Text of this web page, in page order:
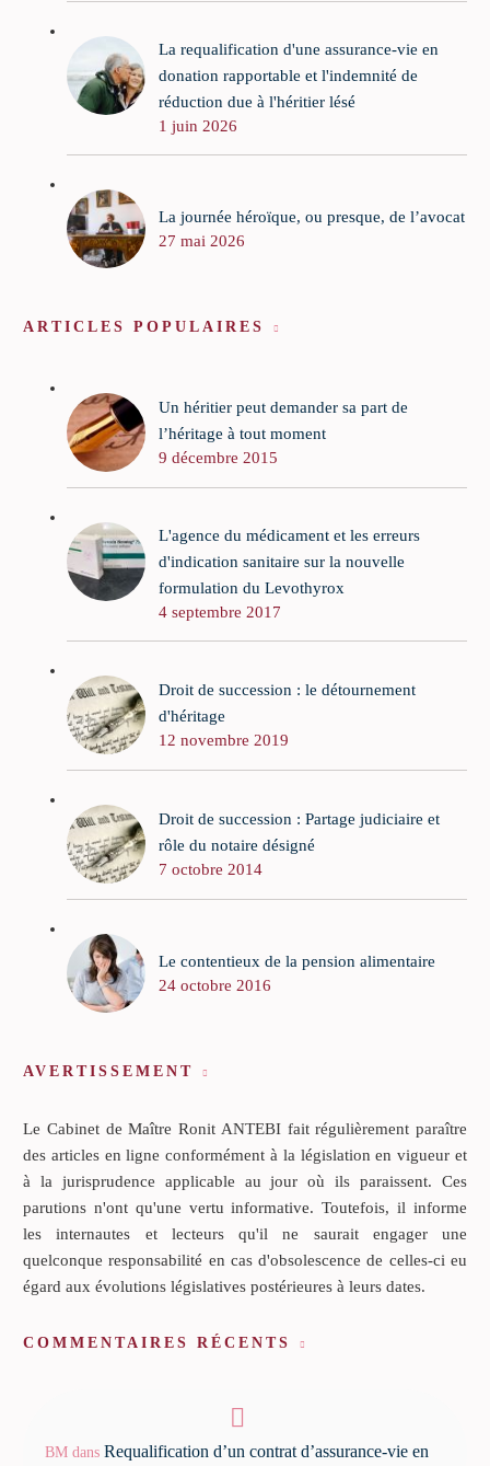
La requalification d'une assurance-vie en
donation rapportable et l'indemnité de
réduction due à l'héritier lésé
1 juin 2026
La journée héroïque, ou presque, de l’avocat
27 mai 2026
ARTICLES POPULAIRES
Un héritier peut demander sa part de
l’héritage à tout moment
9 décembre 2015
L'agence du médicament et les erreurs
d'indication sanitaire sur la nouvelle
formulation du Levothyrox
4 septembre 2017
Droit de succession : le détournement
d'héritage
12 novembre 2019
Droit de succession : Partage judiciaire et
rôle du notaire désigné
7 octobre 2014
Le contentieux de la pension alimentaire
24 octobre 2016
AVERTISSEMENT
Le Cabinet de Maître Ronit ANTEBI fait régulièrement paraître
des articles en ligne conformément à la législation en vigueur et
à la jurisprudence applicable au jour où ils paraissent. Ces
parutions n'ont qu'une vertu informative. Toutefois, il informe
les internautes et lecteurs qu'il ne saurait engager une
quelconque responsabilité en cas d'obsolescence de celles-ci eu
égard aux évolutions législatives postérieures à leurs dates.
COMMENTAIRES RÉCENTS
BM dans Requalification d’un contrat d’assurance-vie en